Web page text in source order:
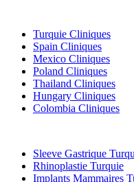
Turquie Cliniques
Spain Cliniques
Mexico Cliniques
Poland Cliniques
Thailand Cliniques
Hungary Cliniques
Colombia Cliniques
Sleeve Gastrique
Rhinoplastie Turquie
Implants Mammaires